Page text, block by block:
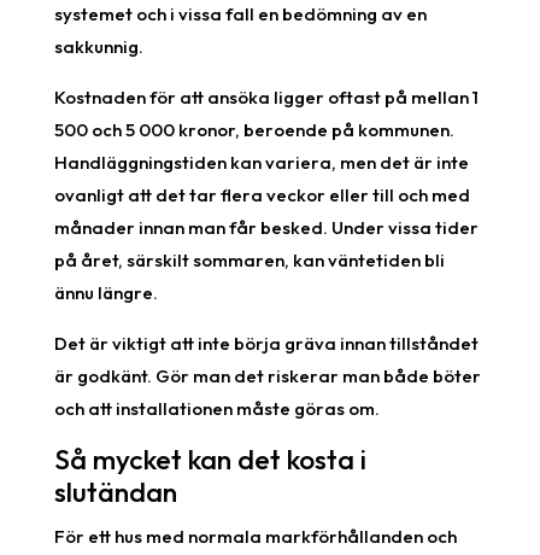
systemet och i vissa fall en bedömning av en
sakkunnig.
Kostnaden för att ansöka ligger oftast på mellan 1
500 och 5 000 kronor, beroende på kommunen.
Handläggningstiden kan variera, men det är inte
ovanligt att det tar flera veckor eller till och med
månader innan man får besked. Under vissa tider
på året, särskilt sommaren, kan väntetiden bli
ännu längre.
Det är viktigt att inte börja gräva innan tillståndet
är godkänt. Gör man det riskerar man både böter
och att installationen måste göras om.
Så mycket kan det kosta i
slutändan
För ett hus med normala markförhållanden och